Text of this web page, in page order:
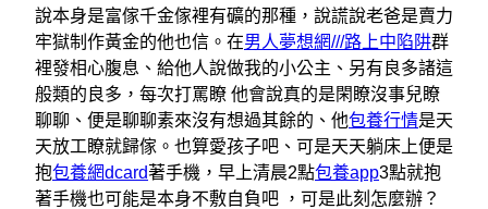
說本身是富傢千金傢裡有礦的那種，說謊說老爸是賣力
牢獄制作黃金的他也信。在男人夢想網///路上中陷阱群
裡發相心腹息、給他人說做我的小公主、另有良多諸這
般類的良多，每次打罵瞭 他會說真的是閑瞭沒事兒瞭
聊聊、便是聊聊素來沒有想過其餘的、他包養行情是天
天放工瞭就歸傢。也算愛孩子吧、可是天天躺床上便是
抱包養網dcard著手機，早上清晨2點包養app3點就抱
著手機也可能是本身不敷自負吧 ，可是此刻怎麼辦？